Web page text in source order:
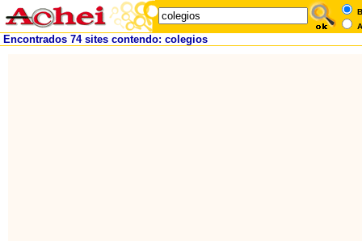
Encontrados 74 sites contendo: colegios